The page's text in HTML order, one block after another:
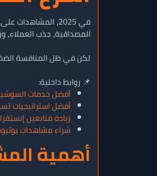
في 2025،
المصداقية، جذب العملاء،
لكن في ظل المنافسة
📌 روابط داخلية:
أفضل خدمات
أفضل استراتيجيات
زيادة متابعين
شراء مشاهدات يوتيوب
أهمية